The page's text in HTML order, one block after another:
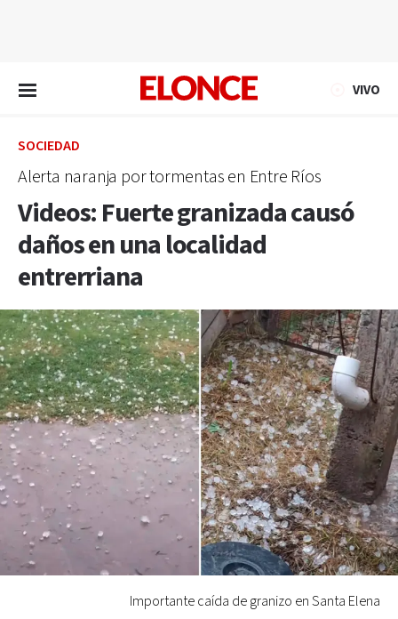
VIVO
SOCIEDAD
Alerta naranja por tormentas en Entre Ríos
Videos: Fuerte granizada causó
daños en una localidad
entrerriana
Importante caída de granizo en Santa Elena